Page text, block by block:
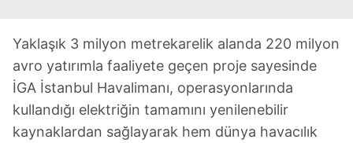
Yaklaşık 3 milyon metrekarelik alanda 220 milyon
avro yatırımla faaliyete geçen proje sayesinde
İGA İstanbul Havalimanı, operasyonlarında
kullandığı elektriğin tamamını yenilenebilir
kaynaklardan sağlayarak hem dünya havacılık